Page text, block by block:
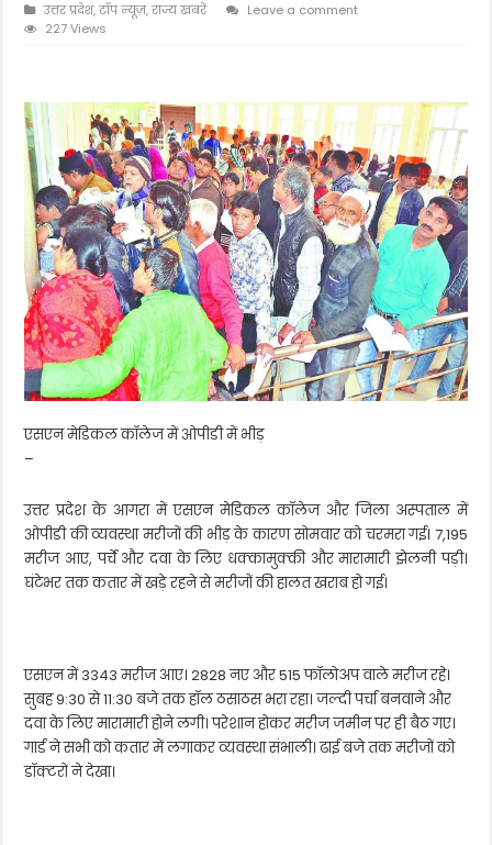
उत्तर प्रदेश,टॉप न्यूज़,राज्य खबरें
Leave a comment
227 Views
एसएन मेडिकल कॉलेज में ओपीडी में भीड़
–
उत्तर प्रदेश के आगरा में एसएन मेडिकल कॉलेज और जिला अस्पताल में
ओपीडी की व्यवस्था मरीजों की भीड़ के कारण सोमवार को चरमरा गई। 7,195
मरीज आए, पर्चे और दवा के लिए धक्कामुक्की और मारामारी झेलनी पड़ी।
घंटेभर तक कतार में खड़े रहने से मरीजों की हालत खराब हो गई।
एसएन में 3343 मरीज आए। 2828 नए और 515 फॉलोअप वाले मरीज रहे।
सुबह 9:30 से 11:30 बजे तक हॉल ठसाठस भरा रहा। जल्दी पर्चा बनवाने और
दवा के लिए मारामारी होने लगी। परेशान होकर मरीज जमीन पर ही बैठ गए।
गार्ड ने सभी को कतार में लगाकर व्यवस्था संभाली। ढाई बजे तक मरीजों को
डॉक्टरों ने देखा।